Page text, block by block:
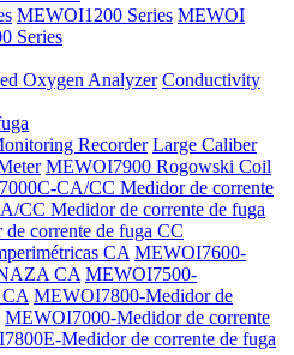
MEWOI1200 Series MEWOI
Series
Oxygen Analyzer Conductivity
Recorder Large Caliber
MEWOI7900 Rogowski Coil
CA/CC Medidor de corrente
CC Medidor de corrente de fuga
corrente de fuga CC
CA MEWOI7600-
CA MEWOI7500-
CA MEWOI7800-Medidor de
MEWOI7000-Medidor de corrente
Medidor de corrente de fuga